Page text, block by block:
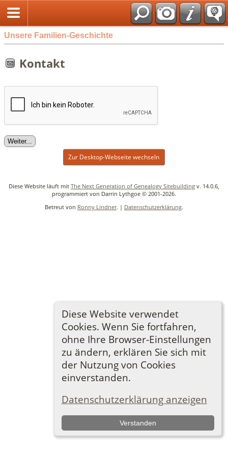
Unsere Familien-Geschichte
Diese Website verwendet
Cookies. Wenn Sie fortfahren,
ohne Ihre Browser-Einstellungen
zu ändern, erklären Sie sich mit
der Nutzung von Cookies
einverstanden.
Datenschutzerklärung anzeigen
Verstanden
Kontakt
Zur Desktop-Webseite wechseln
Diese Website läuft mit The Next Generation of Genealogy Sitebuilding v. 14.0.6,
programmiert von Darrin Lythgoe © 2001-2026.
Betreut von Ronny Lindner. | Datenschutzerklärung.